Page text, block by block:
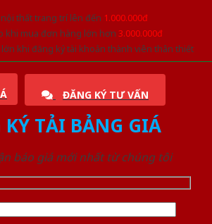
thất trang trí lên đến 1.000.000đ
khi mua đơn hàng lớn hơn 3.000.000đ
khi đăng ký tài khoản thành viên thân thiết
ĐĂNG KÝ TƯ VẤN
TẢI BẢNG GIÁ
báo giá mới nhất từ chúng tôi